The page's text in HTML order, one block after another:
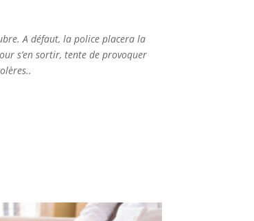
A défaut, la police placera la
s’en sortir, tente de provoquer